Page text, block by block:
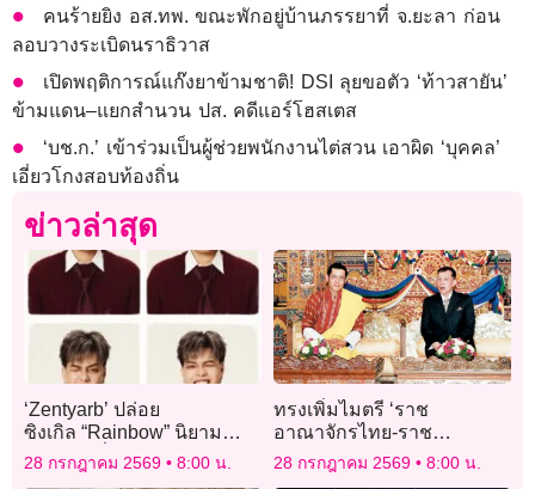
คนร้ายยิง อส.ทพ. ขณะพักอยู่บ้านภรรยาที่ จ.ยะลา ก่อน
ลอบวางระเบิดนราธิวาส
เปิดพฤติการณ์แก๊งยาข้ามชาติ! DSI ลุยขอตัว ‘ท้าวสายัน’
ข้ามแดน–แยกสำนวน ปส. คดีแอร์โฮสเตส
‘บช.ก.’ เข้าร่วมเป็นผู้ช่วยพนักงานไต่สวน เอาผิด ‘บุคคล’
เอี่ยวโกงสอบท้องถิ่น
ข่าวล่าสุด
‘Zentyarb’ ปล่อย
ซิงเกิล “Rainbow” นิยาม
ความรักที่ถ่ายทอดอารมณ์
ความสัมพันธ์ยุคใหม่
28 กรกฎาคม 2569 8:00 น.
ทรงเพิ่มไมตรี ‘ราช
อาณาจักรไทย-ราช
อาณาจักรภูฏาน’
28 กรกฎาคม 2569 8:00 น.